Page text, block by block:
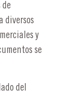
diversos
y
se
del